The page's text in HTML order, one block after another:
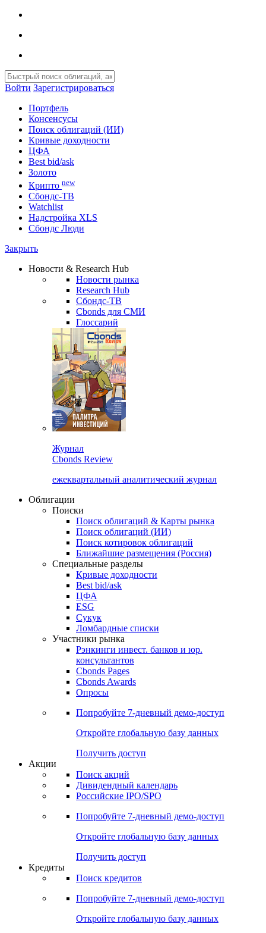
Войти Зарегистрироваться
Портфель
Консенсусы
Поиск облигаций (ИИ)
Кривые доходности
ЦФА
Best bid/ask
Золото
Крипто new
Сбондс-ТВ
Watchlist
Надстройка XLS
Сбондс Люди
Закрыть
Новости & Research Hub
Новости рынка
Research Hub
Сбондс-ТВ
Cbonds для СМИ
Глоссарий
Журнал
Cbonds Review
ежеквартальный аналитический журнал
Облигации
Поиски
Поиск облигаций & Карты рынка
Поиск облигаций (ИИ)
Поиск котировок облигаций
Ближайшие размещения (Россия)
Специальные разделы
Кривые доходности
Best bid/ask
ЦФА
ESG
Сукук
Ломбардные списки
Участники рынка
Рэнкинги инвест. банков и юр.
консультантов
Cbonds Pages
Cbonds Awards
Опросы
Попробуйте 7-дневный демо-доступ
Откройте глобальную базу данных
Получить доступ
Акции
Поиск акций
Дивидендный календарь
Российские IPO/SPO
Попробуйте 7-дневный демо-доступ
Откройте глобальную базу данных
Получить доступ
Кредиты
Поиск кредитов
Попробуйте 7-дневный демо-доступ
Откройте глобальную базу данных